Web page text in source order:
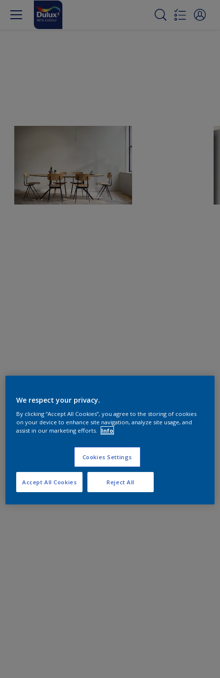
We respect your privacy.
By clicking “Accept All Cookies”, you agree to the storing of cookies
on your device to enhance site navigation, analyze site usage, and
assist in our marketing efforts.
Info
Cookies Settings
Reject All
Accept All Cookies